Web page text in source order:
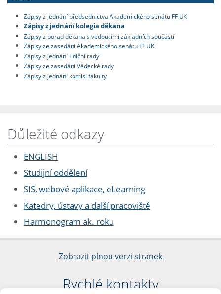
Zápisy z jednání předsednictva Akademického senátu FF UK
Zápisy z jednání kolegia děkana
Zápisy z porad děkana s vedoucími základních součástí
Zápisy ze zasedání Akademického senátu FF UK
Zápisy z jednání Ediční rady
Zápisy ze zasedání Vědecké rady
Zápisy z jednání komisí fakulty
Důležité odkazy
ENGLISH
Studijní oddělení
SIS, webové aplikace, eLearning
Katedry, ústavy a další pracoviště
Harmonogram ak. roku
Zobrazit plnou verzi stránek
Rychlé kontakty